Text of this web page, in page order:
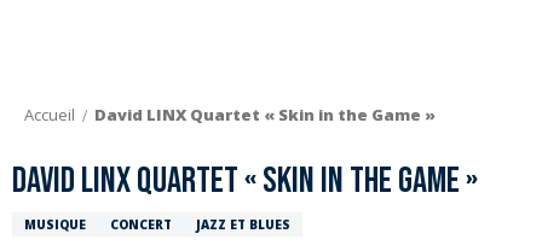
Accueil David LINX Quartet « Skin in the Game »
David LINX Quartet « Skin in the Game »
MUSIQUE CONCERT JAZZ ET BLUES